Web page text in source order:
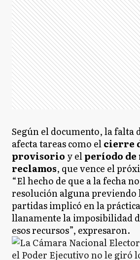
Según el documento, la falta
afecta tareas como elcierre
provisorio y elperíodo
reclamos, que vence el
“El hecho de que a la fecha
resolución alguna previendo
partidas implicó en la
llanamente la imposibilidad
esos recursos”, expresaron.